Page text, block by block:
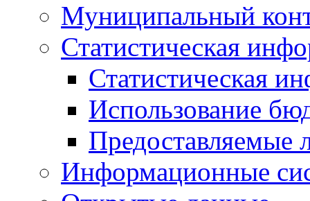
Муниципальный
Статистическая
Статистическая
Использование
Предоставляемые
Информационные